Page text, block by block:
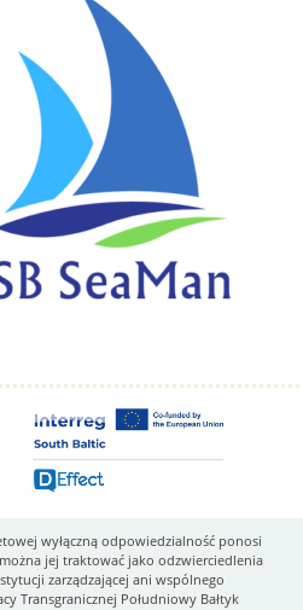
wyłączną odpowiedzialność ponosi
jej traktować jako odzwierciedlenia
zarządzającej ani wspólnego
Transgranicznej Południowy Bałtyk